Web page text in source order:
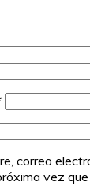
correo
vez